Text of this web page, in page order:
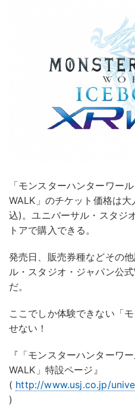
「モンスターハンターワー
WALK」のチケット価格は
込)。ユニバーサル・スタジ
トアで購入できる。
発売日、販売券種などその
ル・スタジオ・ジャパン公
だ。
ここでしか体験できない「
せない！
『「モンスターハンターワ
WALK」特設ページ』
( http://www.usj.co.jp/
)